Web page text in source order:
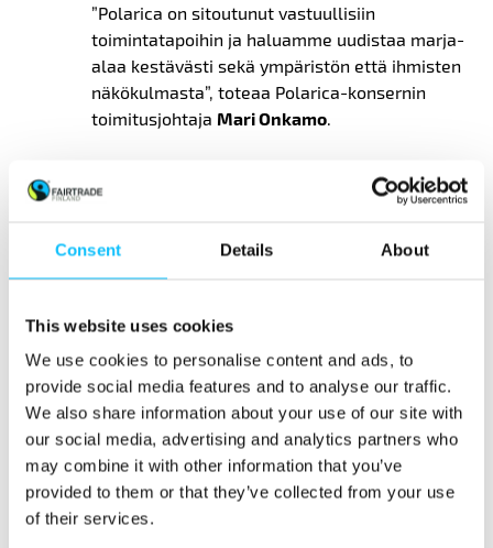
Consent Details About
This website uses cookies
We use cookies to personalise content and ads, to
provide social media features and to analyse our traffic.
We also share information about your use of our site with
our social media, advertising and analytics partners who
may combine it with other information that you’ve
provided to them or that they’ve collected from your use
of their services.
”Polarica on sitoutunut vastuullisiin
toimintatapoihin ja haluamme uudistaa marja-
alaa kestävästi sekä ympäristön että ihmisten
näkökulmasta”, toteaa Polarica-konsernin
toimitusjohtaja Mari Onkamo.
”Meillä on ollut tuhansia poimijoita, joista
suurin osa saapuu Suomeen vuodesta toiseen.
mukana alan kehittämisessä ja toivomme,
että löydämme pilotin avulla uusia
sanoo Arctic Internationalin
liiketoimintajohtajaSami Hokkanen.
Suomen tunnetuin
vastuullisuusmerkki